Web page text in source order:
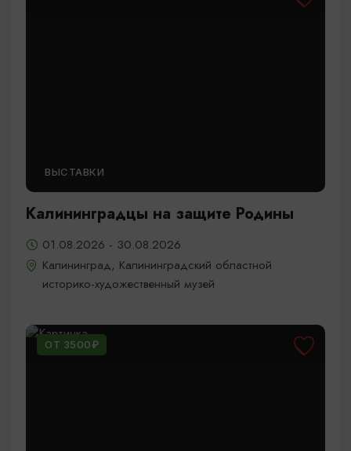
ВЫСТАВКИ
Калининградцы на защите Родины
01.08.2026 - 30.08.2026
Калининград, Калининградский областной
историко-художественный музей
ОТ 3500₽